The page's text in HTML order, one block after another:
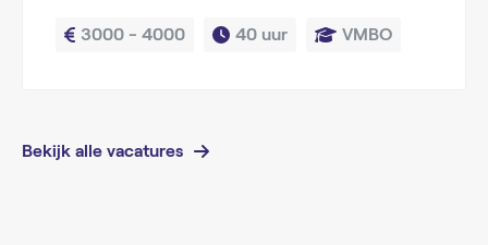
3000 - 4000 40 uur VMBO
Bekijk alle vacatures